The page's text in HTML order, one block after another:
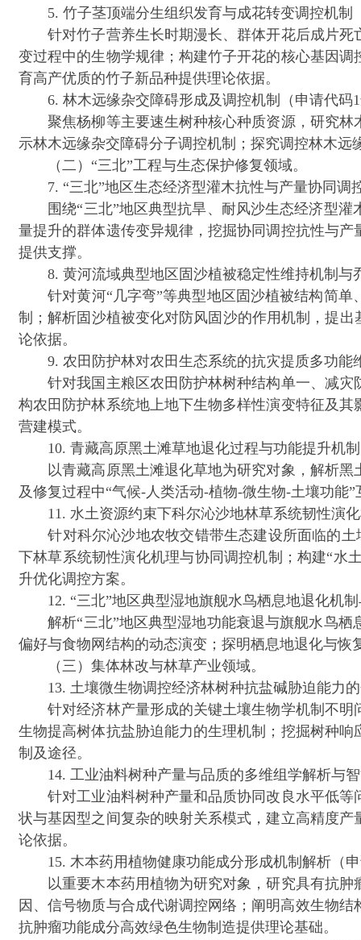
5. 竹子茎顶端分生组织发育与成花转变调控机制
针对竹子营养生长时期漫长、群体开花后成片死
变过程中的生物学规律；构建竹子开花的核心基因
育高产优质的竹子新品种提供理论依据。
6. 林木远缘杂交障碍形成及调控机制（申请代码1
聚焦杨柳等主要速生树种核心种质资源，研究林
示林木远缘杂交障碍分子调控机制；探究调控林木
（二）“三北”工程与生态保护修复领域。
7. “三北”地区生态经济型灌木抗性与产量协同调
围绕“三北”地区典型抗旱、耐风沙生态经济型灌
量提升的群体遗传变异规律，挖掘协同调控抗性与
提供支撑。
8. 黄河流域典型地区固沙植被稳定性维持机制与
针对黄河“几字弯”等典型地区固沙植被结构简单
制；解析固沙植被变化对防风固沙的作用机制，提
论依据。
9. 农田防护林对农田生态系统的抗灾提质多功能
针对我国主粮区农田防护林树种结构单一、减灾
构农田防护林系统地上地下生物多样性演变特征及
营建模式。
10. 青藏高原黑土滩草地退化过程与功能提升机制
以青藏高原黑土滩退化草地为研究对象，解析黑
及修复过程中“气候-人类活动-植物-微生物-土壤功能
11. 水土资源约束下科尔沁沙地林草系统韧性演化
针对科尔沁沙地农牧交错带生态建设所面临的土
下林草系统韧性演化机理与协同调控机制；构建“水
升优化调控方案。
12. “三北”地区典型湿地旗舰水鸟栖息地退化机制
解析“三北”地区典型湿地功能衰退与旗舰水鸟栖
偏好与食物网结构的动态演变；探明栖息地退化与
（三）集体林改与林草产业领域。
13. 土壤微生物调控经济林树种抗盐碱胁迫能力的
针对经济林产量形成的关键土壤生物学机制不明
生物提高树体抗盐胁迫能力的生理机制；挖掘树种
制及途径。
14. 工业油料树种产量与品质的多维组学解析与智
针对工业油料树种产量和品质协同改良水平低等
状与基因型之间复杂的映射关系模式，建立高精度
论依据。
15. 木本药用植物健康功能成分形成机制解析（申
以重要木本药用植物为研究对象，研究具有抗肿
因、信号物质与合成代谢调控网络；阐明高效生物
抗肿瘤功能成分高效绿色生物制造提供理论基础。